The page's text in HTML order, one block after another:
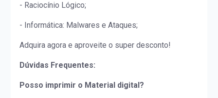
- Raciocínio Lógico;
- Informática: Malwares e Ataques;
Adquira agora e aproveite o super desconto!
Dúvidas Frequentes:
Posso imprimir o Material digital?